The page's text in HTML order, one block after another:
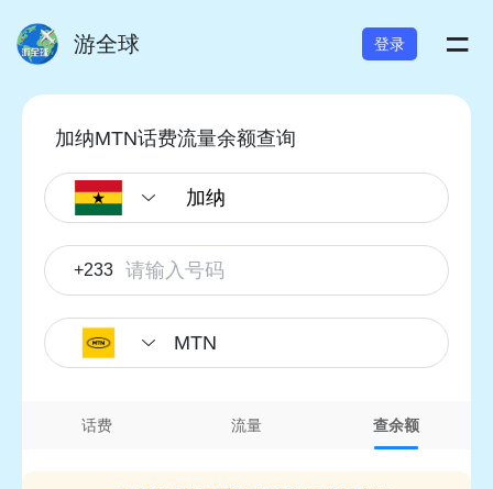
游全球 登录 =
加纳MTN话费流量余额查询
+233
MTN
话费 流量 查余额